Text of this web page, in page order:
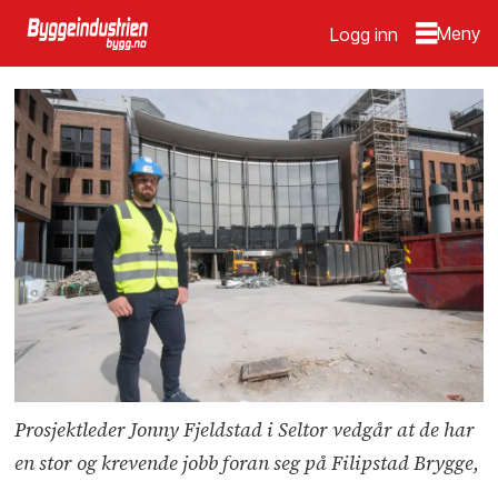
Logg inn
Prosjektleder Jonny Fjeldstad i Seltor vedgår at de har
en stor og krevende jobb foran seg på Filipstad Brygge,